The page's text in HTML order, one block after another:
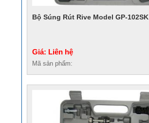
Bộ Súng Rút Rive Model GP-102SK
Giá: Liên hệ
Mã sản phẩm: